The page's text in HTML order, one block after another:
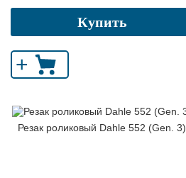
Купить
+
Резак роликовый Dahle 552 (Gen. 3)